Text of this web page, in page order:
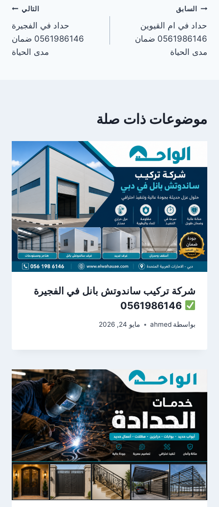
تصفّح
المقالات
السابق
حداد في ام القيوين
0561986146 ضمان
مدى الحياة
التالي
حداد في الفجيرة
0561986146 ضمان
مدى الحياة
موضوعات ذات صلة
شركة تركيب ساندوتش بانل في الفجيرة
بواسطة ahmed مايو 24, 2026